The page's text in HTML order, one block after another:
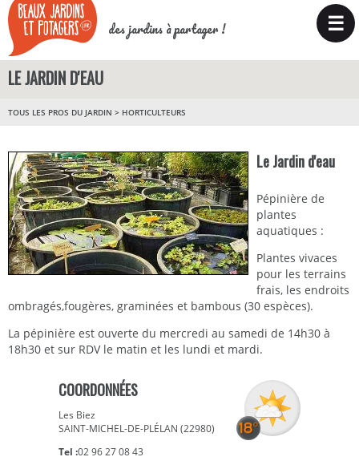
des jardins à partager ! ☰
LE JARDIN D'EAU
TOUS LES PROS DU JARDIN > HORTICULTEURS
Le Jardin d'eau
Pépinière de
plantes
aquatiques :
Plantes vivaces
pour les terrains
frais, les endroits
ombragés,fougères, graminées et bambous (30 espèces).
La pépinière est ouverte du mercredi au samedi de 14h30 à
18h30 et sur RDV le matin et les lundi et mardi.
COORDONNÉES
Les Biez
SAINT-MICHEL-DE-PLÉLAN (22980)
Tel :02 96 27 08 43